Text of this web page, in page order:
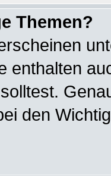
Themen?
enthalten
den